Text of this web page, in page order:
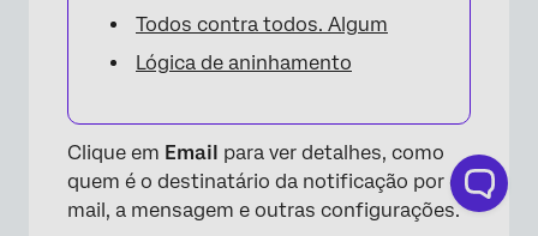
Todos contra todos. Algum
Lógica de aninhamento
Clique em Email para ver detalhes, como
quem é o destinatário da notificação por e-
mail, a mensagem e outras configurações.